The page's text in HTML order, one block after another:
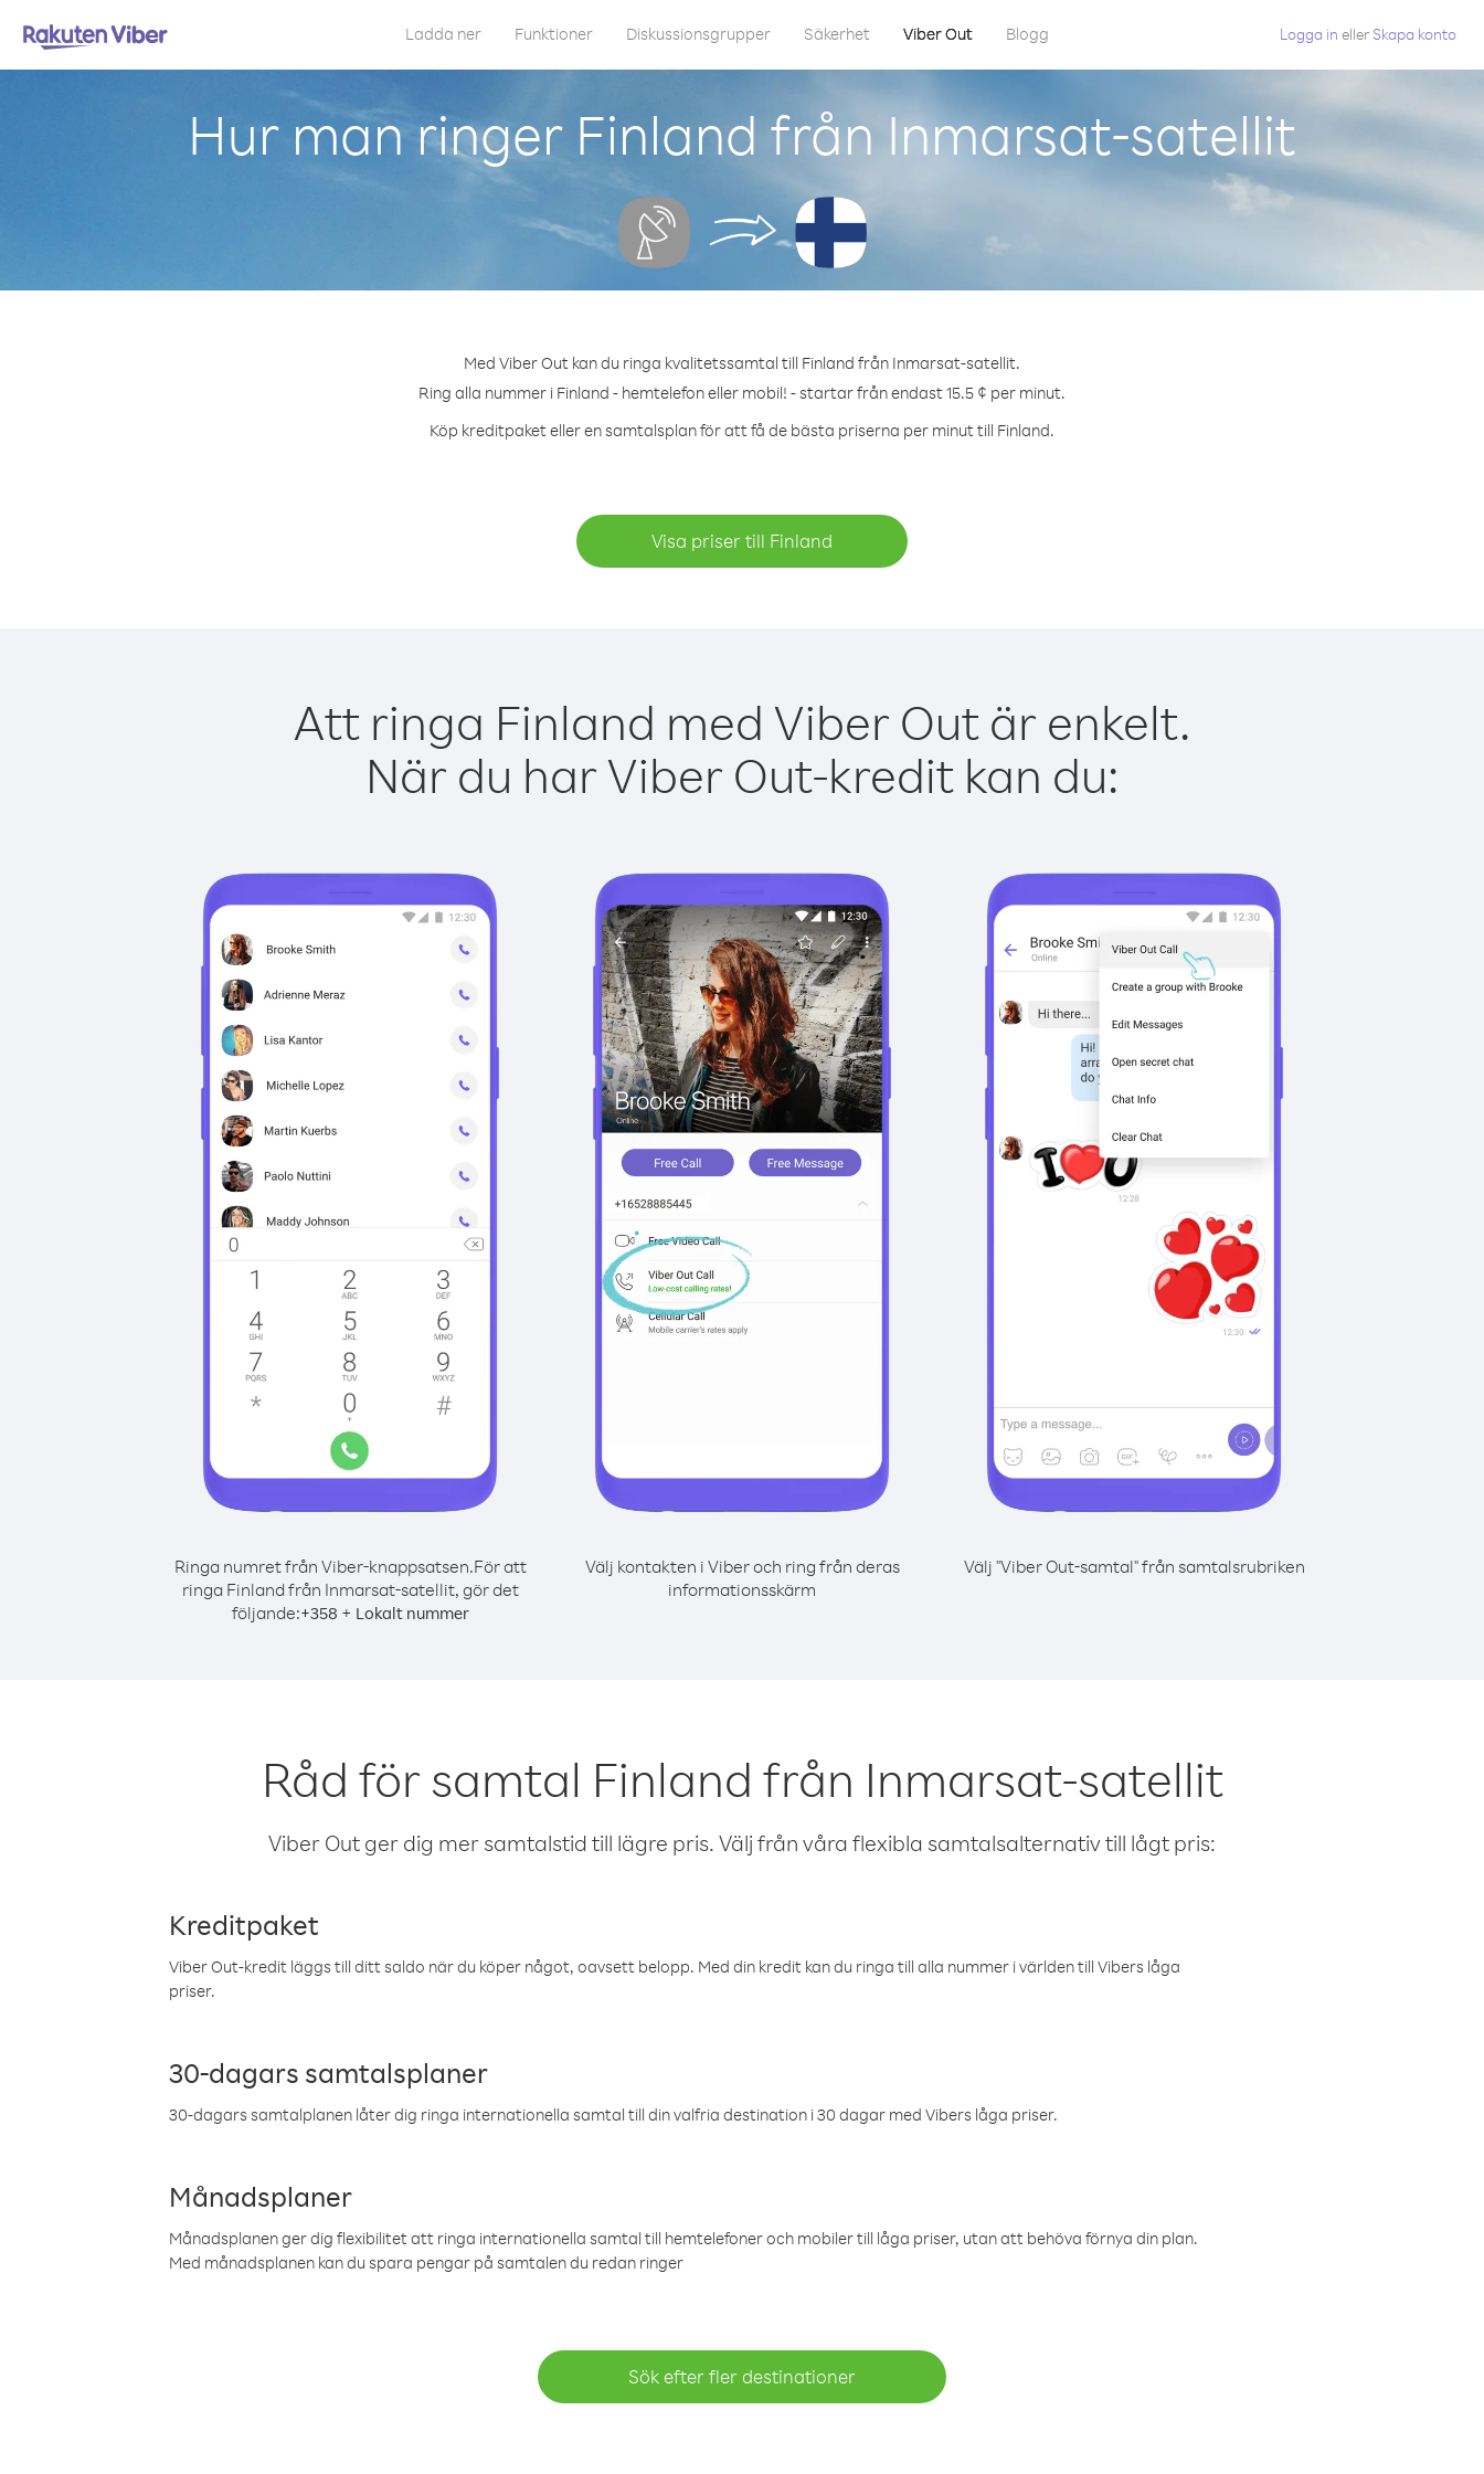
Ladda ner Funktioner Diskussionsgrupper Säkerhet Viber Out Blogg Logga in eller Skapa konto
Hur man ringer Finland från Inmarsat-satellit
Med Viber Out kan du ringa kvalitetssamtal till Finland från Inmarsat-satellit.
Ring alla nummer i Finland - hemtelefon eller mobil! - startar från endast 15.5 ¢ per minut.
Köp kreditpaket eller en samtalsplan för att få de bästa priserna per minut till Finland.
Visa priser till Finland
Att ringa Finland med Viber Out är enkelt.
När du har Viber Out-kredit kan du:
Ringa numret från Viber-knappsatsen.För att
ringa Finland från Inmarsat-satellit, gör det
följande:+358 + Lokalt nummer
Välj kontakten i Viber och ring från deras
informationsskärm
Välj "Viber Out-samtal" från samtalsrubriken
Råd för samtal Finland från Inmarsat-satellit
Viber Out ger dig mer samtalstid till lägre pris. Välj från våra flexibla samtalsalternativ till lågt pris:
Kreditpaket
Viber Out-kredit läggs till ditt saldo när du köper något, oavsett belopp. Med din kredit kan du ringa till alla nummer i världen till Vibers låga
priser.
30-dagars samtalsplaner
30-dagars samtalplanen låter dig ringa internationella samtal till din valfria destination i 30 dagar med Vibers låga priser.
Månadsplaner
Månadsplanen ger dig flexibilitet att ringa internationella samtal till hemtelefoner och mobiler till låga priser, utan att behöva förnya din plan.
Med månadsplanen kan du spara pengar på samtalen du redan ringer
Sök efter fler destinationer